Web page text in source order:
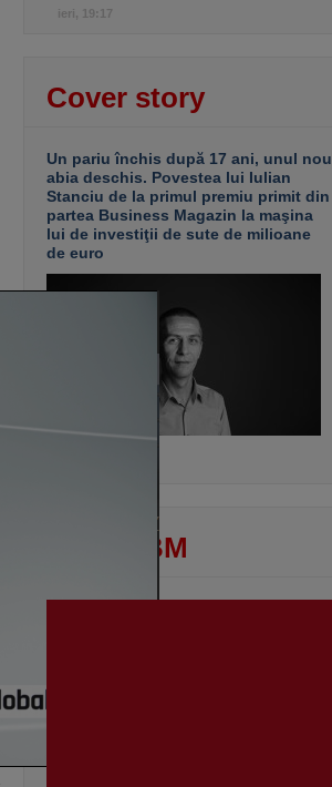
ieri, 19:17
Cover story
Un pariu închis după 17 ani, unul nou
abia deschis. Povestea lui Iulian
Stanciu de la primul premiu primit din
partea Business Magazin la maşina
lui de investiţii de sute de milioane
de euro
VIDEO BM